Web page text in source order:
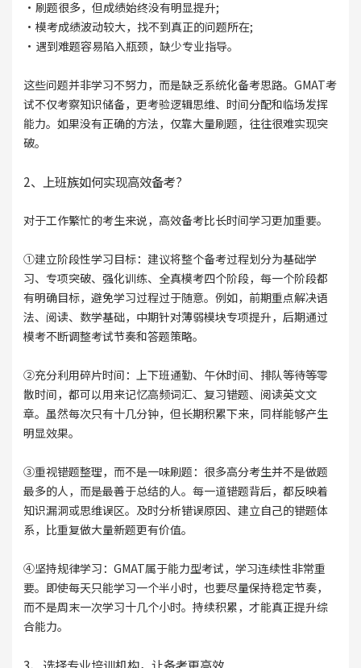
·刷题很多，但成绩始终没有明显提升;
·模考成绩波动较大，找不到真正的问题所在;
·遇到难题容易陷入瓶颈，缺少专业指导。
这些问题并非学习不努力，而是缺乏系统化备考思路。GMAT考
试不仅考察知识储备，更考验逻辑思维、时间分配和临场发挥
能力。如果没有正确的方法，仅靠大量刷题，往往很难实现突
破。
2、上班族如何实现高效备考?
对于工作繁忙的考生来说，高效备考比长时间学习更加重要。
①建立阶段性学习目标：建议将整个备考过程划分为基础学
习、专项突破、强化训练、全真模考四个阶段，每一个阶段都
有明确目标，避免学习过程过于随意。例如，前期重点解决语
法、阅读、数学基础，中期针对薄弱模块专项提升，后期通过
模考不断调整考试节奏和答题策略。
②充分利用碎片时间：上下班通勤、午休时间、排队等待等零
散时间，都可以用来记忆高频词汇、复习错题、阅读英文文
章。虽然每次只有十几分钟，但长期积累下来，同样能够产生
明显效果。
③重视错题整理，而不是一味刷题：很多高分考生并不是做题
最多的人，而是最善于总结的人。每一道错题背后，都反映着
知识漏洞或思维误区。及时分析错误原因、建立自己的错题体
系，比重复做大量新题更有价值。
④坚持规律学习：GMAT属于能力型考试，学习连续性非常重
要。即使每天只能学习一个半小时，也要尽量保持稳定节奏，
而不是周末一次学习十几个小时。持续积累，才能真正提升综
合能力。